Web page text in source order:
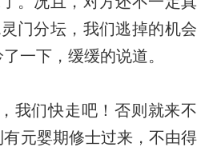
门分坛，我们逃掉的机会
一下，缓缓的说道。
我们快走吧！否则就来不
有元婴期修士过来，不由得